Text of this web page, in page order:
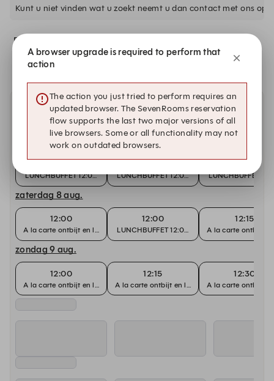
Kunt u niet vinden wat u zoekt neemt u dan contact met ons op
Er is geen beschikbaarheid die aan uw zoekcriteria voldoet.
Toon alle tijden op do 6 aug..
Andere beschikbare data
vrijdag 7 aug.
LUNCHBUFFET 12:00 tot 14:00 uurLUNCHBUFFET 12:00 tot 14:00 uurLUNCHBUFFET
zaterdag 8 aug.
12:00
A la carte ontbijt en lunch
12:00
LUNCHBUFFET 12:00 tot 14:00 uur
12:15
A la carte ontbijt
zondag 9 aug.
12:00
A la carte ontbijt en lunch
12:15
A la carte ontbijt en lunch
12:30
A la carte ontbijt
A browser upgrade is required to perform that
action
The action you just tried to perform requires an
updated browser. The SevenRooms reservation
flow supports the last two major versions of all
live browsers. Some or all functionality may not
work on outdated browsers.